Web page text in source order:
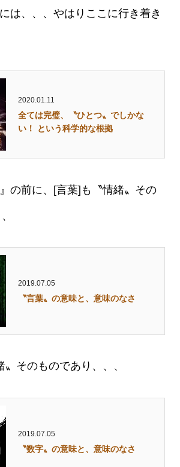
は、、、やはりここに行き着き
2020.01.11
全ては完璧、〝ひとつ〟でしかな
い！ という科学的な根拠
の前に、[言葉]も〝情緒〟その
2019.07.05
〝言葉〟の意味と、意味のなさ
そのものであり、、、
2019.07.05
〝数字〟の意味と、意味のなさ